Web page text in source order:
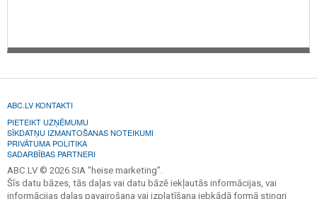
ABC.LV KONTAKTI
PIETEIKT UZŅĒMUMU
SĪKDATŅU IZMANTOŠANAS NOTEIKUMI
PRIVĀTUMA POLITIKA
SADARBĪBAS PARTNERI
ABC.LV © 2026 SIA "heise marketing".
Šīs datu bāzes, tās daļas vai datu bāzē iekļautās informācijas, vai
informācijas daļas pavairošana vai izplatīšana jebkādā formā stingri